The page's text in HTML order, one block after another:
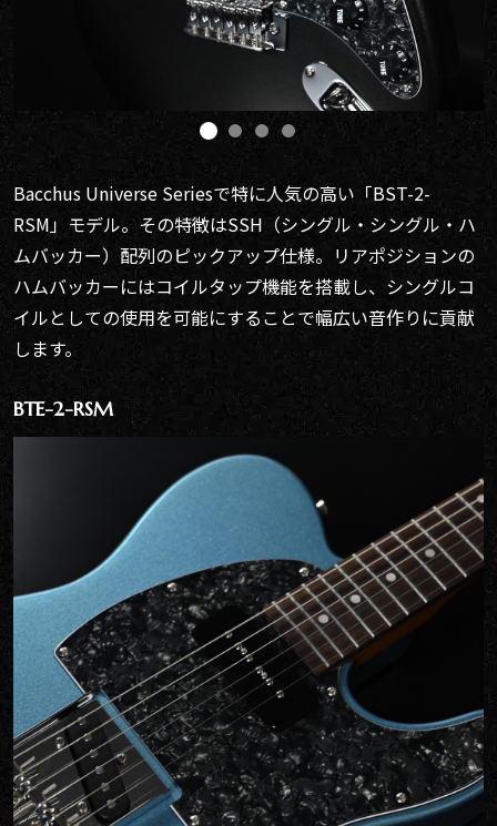
Bacchus Universe Seriesで特に人気の高い「BST-2-
RSM」モデル。その特徴はSSH（シングル・シングル・ハ
ムバッカー）配列のピックアップ仕様。リアポジションの
ハムバッカーにはコイルタップ機能を搭載し、シングルコ
イルとしての使用を可能にすることで幅広い音作りに貢献
します。
BTE-2-RSM